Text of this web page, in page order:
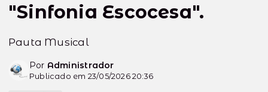
"Sinfonia Escocesa".
Pauta Musical
Por Administrador
Publicado em 23/05/2026 20:36